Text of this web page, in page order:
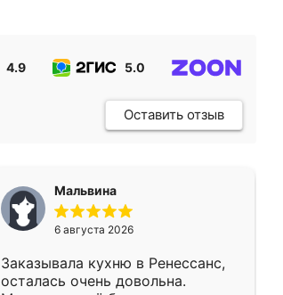
4.9 5.0
Оставить отзыв
Мальвина
6 августа 2026
Заказывала кухню в Ренессанс,
осталась очень довольна.